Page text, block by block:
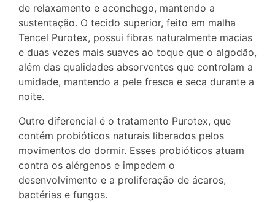
de relaxamento e aconchego, mantendo a
sustentação. O tecido superior, feito em malha
Tencel Purotex, possui fibras naturalmente macias
e duas vezes mais suaves ao toque que o algodão,
além das qualidades absorventes que controlam a
umidade, mantendo a pele fresca e seca durante a
noite.
Outro diferencial é o tratamento Purotex, que
contém probióticos naturais liberados pelos
movimentos do dormir. Esses probióticos atuam
contra os alérgenos e impedem o
desenvolvimento e a proliferação de ácaros,
bactérias e fungos.